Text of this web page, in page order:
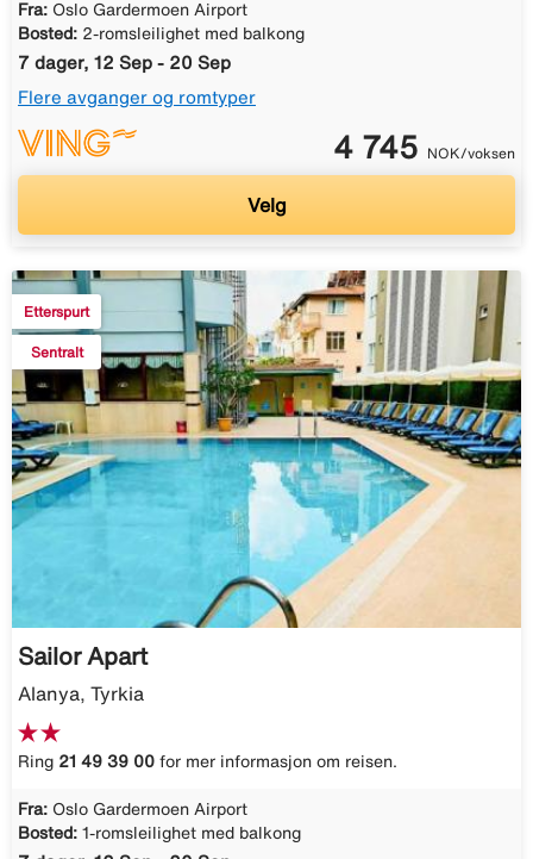
Fra: Oslo Gardermoen Airport
Bosted: 2-romsleilighet med balkong
7 dager, 12 Sep - 20 Sep
Flere avganger og romtyper
4 745 NOK/voksen
Velg
Etterspurt
Sentralt
Sailor Apart
Alanya, Tyrkia
Ring 21 49 39 00 for mer informasjon om reisen.
Fra: Oslo Gardermoen Airport
Bosted: 1-romsleilighet med balkong